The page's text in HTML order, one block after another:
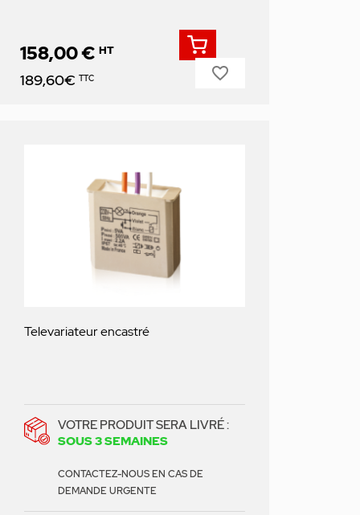
Prix
158,00 € HT
189,60€ TTC favorite_border
Televariateur encastré
VOTRE PRODUIT SERA LIVRÉ :
SOUS 3 SEMAINES
CONTACTEZ-NOUS EN CAS DE
DEMANDE URGENTE